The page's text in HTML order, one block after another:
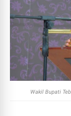
Wakil Bupati